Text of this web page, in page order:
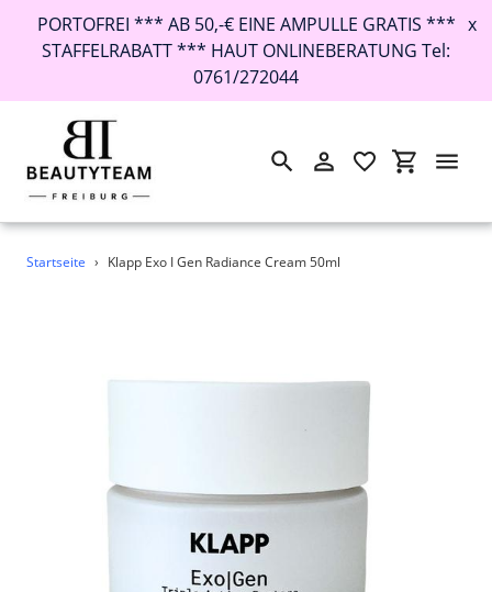
Direkt
PORTOFREI *** AB 50,-€ EINE AMPULLE GRATIS ***
STAFFELRABATT *** HAUT ONLINEBERATUNG Tel:
0761/272044
x
SuchenEinloggen
Startseite › Klapp Exo I Gen Radiance Cream 50ml